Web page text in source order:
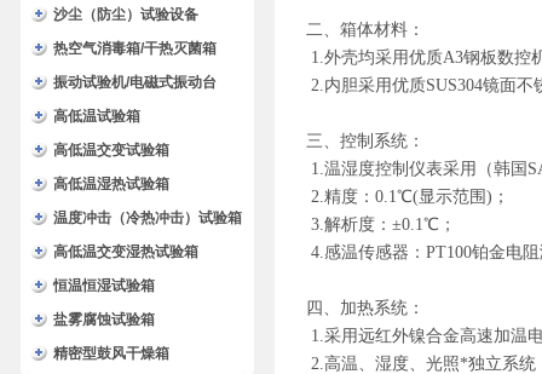
沙尘（防尘）试验设备
热空气消毒箱/干热灭菌箱
振动试验机/电磁式振动台
高低温试验箱
高低温交变试验箱
高低温湿热试验箱
温度冲击（冷热冲击）试验箱
高低温交变湿热试验箱
恒温恒湿试验箱
盐雾腐蚀试验箱
精密型鼓风干燥箱
二、箱体材料：
1.外壳均采用优质A3钢板数控
2.内胆采用优质SUS304镜面不
三、控制系统：
1.温湿度控制仪表采用（韩国
2.精度：0.1℃(显示范围)；
3.解析度：±0.1℃；
4.感温传感器：PT100铂金电
四、加热系统：
1.采用远红外镍合金高速加温
2.高温、湿度、光照*独立系统